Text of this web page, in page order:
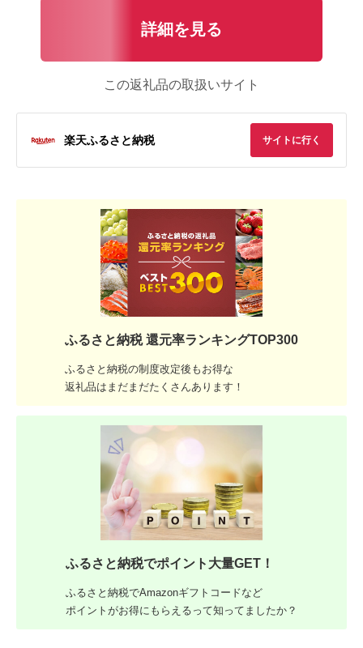
詳細を見る
この返礼品の取扱いサイト
楽天ふるさと納税 サイトに行く
ふるさと納税 還元率ランキングTOP300
ふるさと納税の制度改定後もお得な
返礼品はまだまだたくさんあります！
ふるさと納税でポイント大量GET！
ふるさと納税でAmazonギフトコードなど
ポイントがお得にもらえるって知ってましたか？